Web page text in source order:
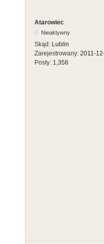
Atarowiec
Nieaktywny
Skąd: Lublin
Zarejestrowany: 2011-
Posty: 1,356